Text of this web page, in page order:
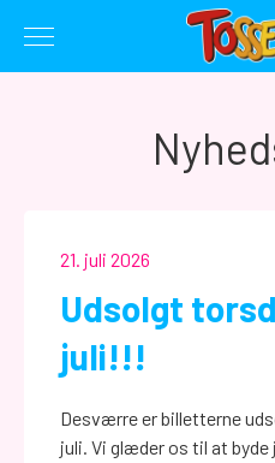
21. juli 2026
Udsolgt
juli!!!
Desværre er billetterne
juli. Vi glæder os til at